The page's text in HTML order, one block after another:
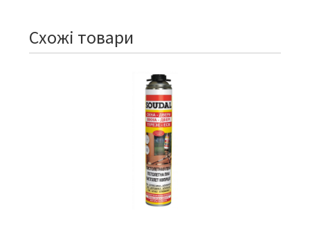
Схожі товари